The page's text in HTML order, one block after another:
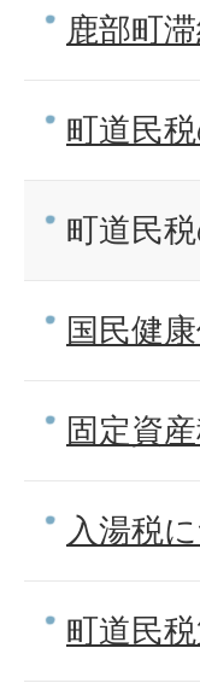
鹿部町
町道民
町道民
国民健
固定資
入湯税
町道民